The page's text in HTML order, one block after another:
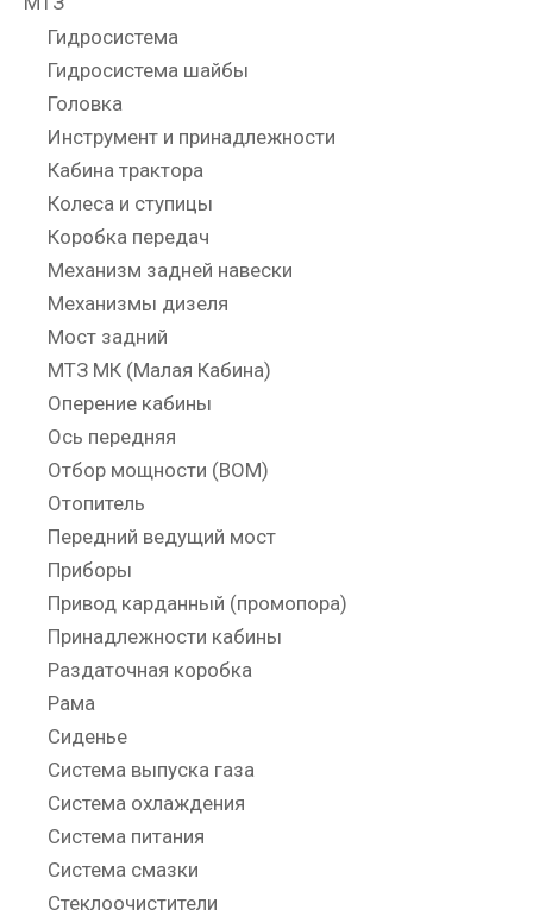
Гидросистема
Гидросистема шайбы
Головка
Инструмент и принадлежности
Кабина трактора
Колеса и ступицы
Коробка передач
Механизм задней навески
Механизмы дизеля
Мост задний
МТЗ МК (Малая Кабина)
Оперение кабины
Ось передняя
Отбор мощности (ВОМ)
Отопитель
Передний ведущий мост
Приборы
Привод карданный (промопора)
Принадлежности кабины
Раздаточная коробка
Рама
Сиденье
Система выпуска газа
Система охлаждения
Система питания
Система смазки
Стеклоочистители